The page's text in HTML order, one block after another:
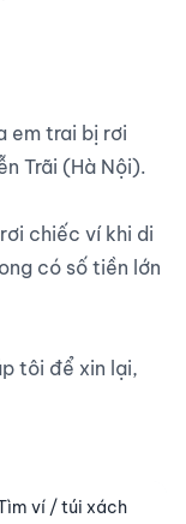
Trãi (Hà Nội).
chiếc ví khi di
có số tiền lớn
tôi để xin lại,
ví / túi xách